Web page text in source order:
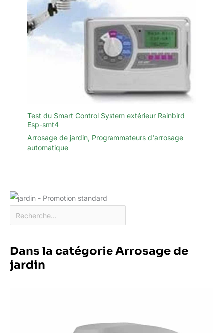
Test du Smart Control System extérieur Rainbird
Esp-smt4
Arrosage de jardin, Programmateurs d'arrosage
automatique
Dans la catégorie Arrosage de
jardin